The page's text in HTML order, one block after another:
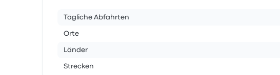
Tägliche Abfahrten
Orte
Länder
Strecken